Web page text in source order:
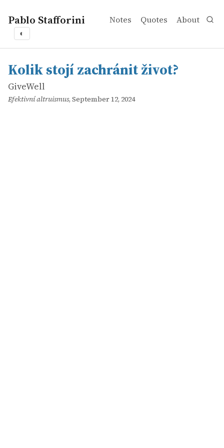
Pablo Stafforini Notes Quotes About
◐
works
GiveWell
Kolik stojí zachránit život?
online
Kolik stojí zachránit život?
GiveWell
Efektivní altruismus, September 12, 2024